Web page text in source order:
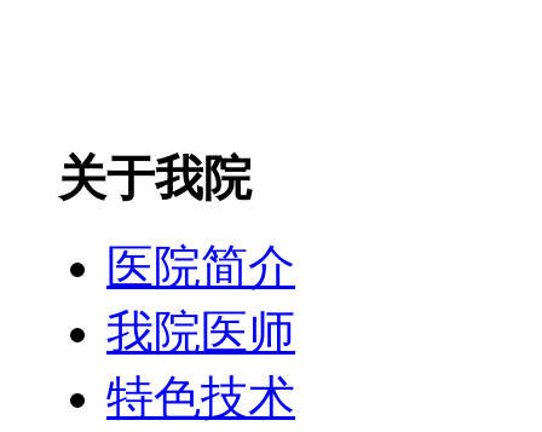
关于我院
医院简介
我院医师
特色技术